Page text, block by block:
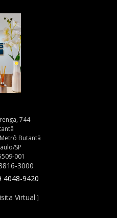
744
Butantã
SP
001
3000
4048-9420
Virtual ]